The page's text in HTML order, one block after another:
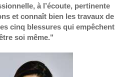
à l’écoute, pertinente
et connaît bien les travaux de
cinq blessures qui empêchent
soi même."